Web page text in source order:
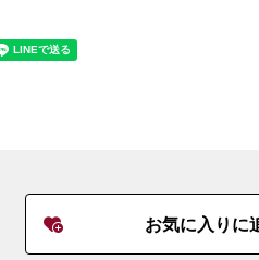
お気に入りに